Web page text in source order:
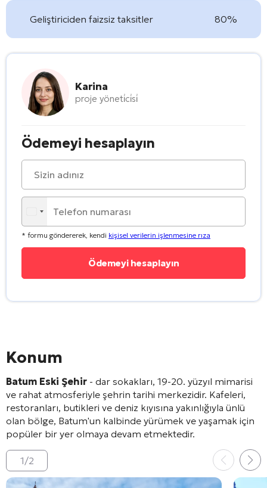
Geliştiriciden faizsiz taksitler 80%
Karina
proje yöneti̇ci̇si̇
Ödemeyi hesaplayın
* formu göndererek, kendi kişisel verilerin işlenmesine rıza
Konum
Batum Eski Şehir - dar sokakları, 19-20. yüzyıl mimarisi
ve rahat atmosferiyle şehrin tarihi merkezidir. Kafeleri,
restoranları, butikleri ve deniz kıyısına yakınlığıyla ünlü
olan bölge, Batum'un kalbinde yürümek ve yaşamak için
popüler bir yer olmaya devam etmektedir.
1/2